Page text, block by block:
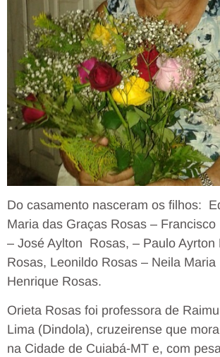
Do casamento nasceram os filhos:
Maria das Graças Rosas –
– José Aylton Rosas, – Paulo Ayrton
Rosas, Leonildo Rosas – Neila
Henrique Rosas.
Orieta Rosas foi professora de
Lima (Dindola), cruzeirense que
na Cidade de Cuiabá-MT e, com